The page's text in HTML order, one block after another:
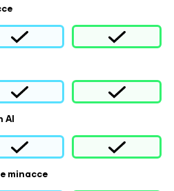
AI
minacce